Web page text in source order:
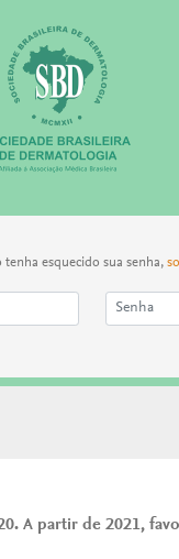
tenha esquecido sua senha,
A partir de 2021,